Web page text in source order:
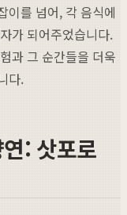
이를 넘어, 각 음식에
가 되어주었습니다.
과 그 순간들을 더욱
다.
: 삿포로